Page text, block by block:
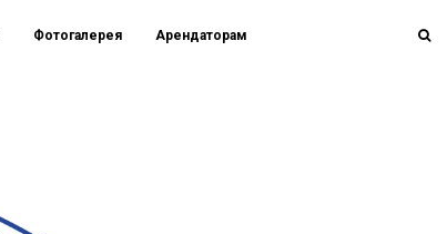
Фотогалерея Арендаторам